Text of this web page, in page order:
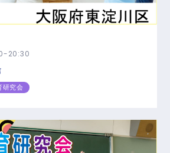
20:30
研究会